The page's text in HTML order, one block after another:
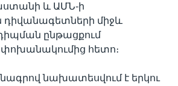
և ԱՄՆ-ի
միջև
ընթացքում
հետո։
նախատեսվում է երկու